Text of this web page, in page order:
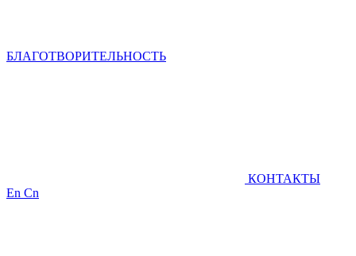
БЛАГОТВОРИТЕЛЬНОСТЬ
КОНТАКТЫ
En Cn